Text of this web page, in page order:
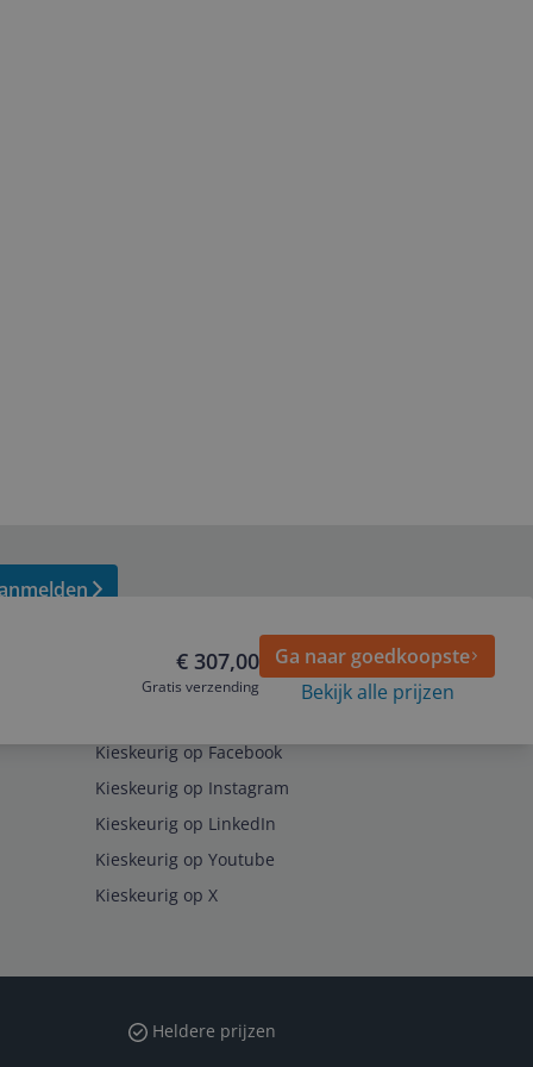
€ 307,00
Gratis verzending
Ga naar goedkoopste
Bekijk alle prijzen
Kieskeurig op Facebook
Kieskeurig op Instagram
Kieskeurig op LinkedIn
Kieskeurig op Youtube
Kieskeurig op X
Heldere prijzen